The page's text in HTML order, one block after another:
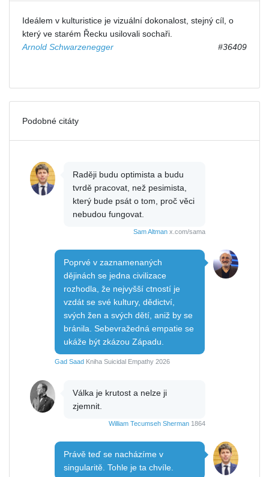
Ideálem v kulturistice je vizuální dokonalost, stejný cíl, o
který ve starém Řecku usilovali sochaři.
Arnold Schwarzenegger
#36409
Podobné citáty
Raději budu optimista a budu
tvrdě pracovat, než pesimista,
který bude psát o tom, proč věci
nebudou fungovat.
Sam Altman x.com/sama
Poprvé v zaznamenaných
dějinách se jedna civilizace
rozhodla, že nejvyšší ctností je
vzdát se své kultury, dědictví,
svých žen a svých dětí, aniž by se
bránila. Sebevražedná empatie se
ukáže být zkázou Západu.
Gad Saad Kniha Suicidal Empathy 2026
Válka je krutost a nelze ji
zjemnit.
William Tecumseh Sherman 1864
Právě teď se nacházíme v
singularitě. Tohle je ta chvíle.